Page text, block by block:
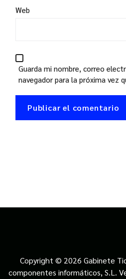
Web
Guarda mi nombre, correo
navegador para la próxima vez
Copyright © 2026 Gabinete
componentes informáticos, S.L.